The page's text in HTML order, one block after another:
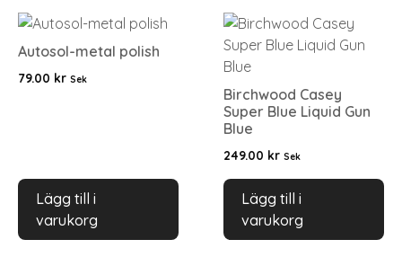
Autosol-metal polish
79.00 kr Sek
Lägg till i
varukorg
Birchwood Casey
Super Blue Liquid Gun
Blue
249.00 kr Sek
Lägg till i
varukorg